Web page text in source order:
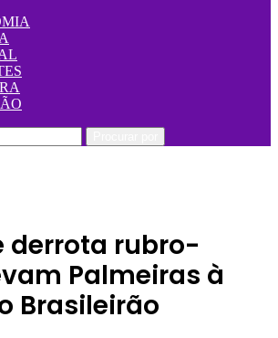
derrota rubro-
Palmeiras à
Brasileirão